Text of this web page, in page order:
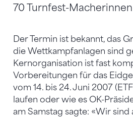
70 Turnfest-
Der Termin ist bekannt, das
die Wettkampfanlagen sind
Kernorganisation ist fast
Vorbereitungen für das
vom 14. bis 24. Juni 2007
laufen oder wie es OK-
am Samstag sagte: «Wir sind